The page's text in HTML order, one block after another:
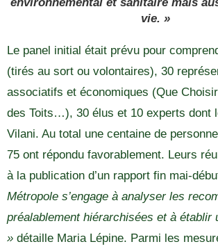
vie. »
Le panel initial était prévu pour
(tirés au sort ou volontaires), 30
associatifs et économiques (Que
des Toits…), 30 élus et 10 experts dont
Vilani. Au total une centaine de
75 ont répondu favorablement. Leurs
à la publication d’un rapport fin mai-
Métropole s’engage à analyser les
préalablement hiérarchisées et à établir
» détaille Maria Lépine. Parmi les